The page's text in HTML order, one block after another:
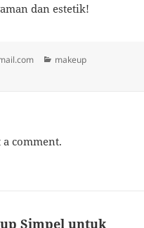
dan estetik!
Categories
makeup
a comment.
Simpel untuk